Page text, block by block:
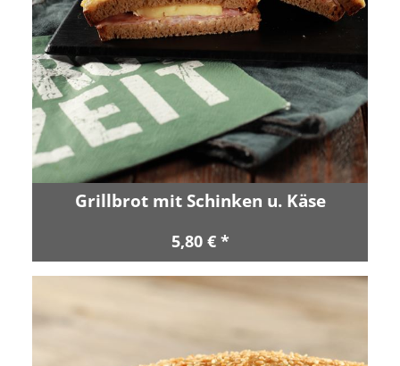
Grillbrot mit Schinken u. Käse
5,80 € *